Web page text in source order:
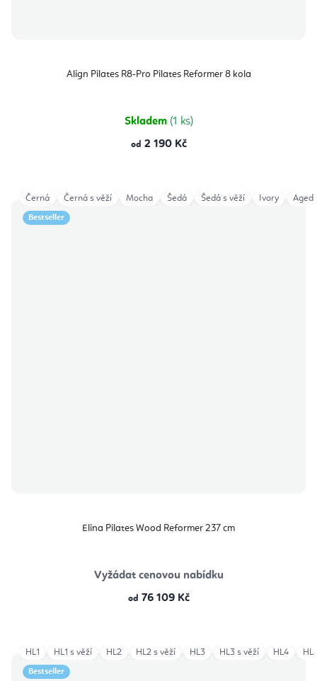
Align Pilates R8-Pro Pilates Reformer 8 kola
Skladem (1 ks)
od 2 190 Kč
Bestseller
Elina Pilates Wood Reformer 237 cm
Vyžádat cenovou nabídku
od 76 109 Kč
Černá Černá s věží Mocha Šedá Šedá s věží Ivory Aged
Bestseller
HL1 HL1 s věží HL2 HL2 s věží HL3 HL3 s věží HL4